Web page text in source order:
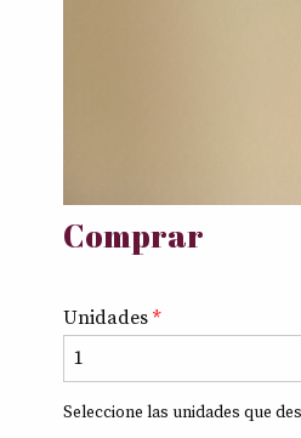
Comprar
Unidades *
Seleccione las unidades que